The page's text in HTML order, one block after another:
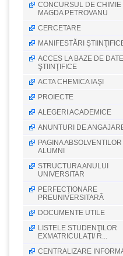
CONCURSUL DE CHIMIE
MAGDA PETROVANU
CERCETARE
MANIFESTĂRI
ACCES LA BAZE DE DATE
ŞTIINŢIFICE
ACTA CHEMICA IAŞI
PROIECTE
ALEGERI ACADEMICE
ANUNTURI DE
PAGINA ABSOLVENTILOR
ALUMNI
STRUCTURA ANULUI
UNIVERSITAR
PERFECŢIONARE
PREUNIVERSITARĂ
DOCUMENTE UTILE
LISTELE STUDENŢILOR
EXMATRICULAŢI/ R...
CENTRALIZARE